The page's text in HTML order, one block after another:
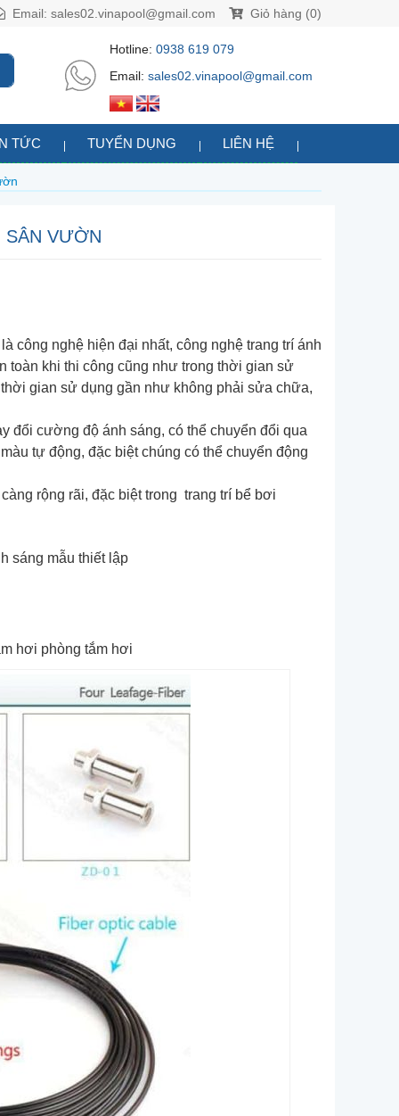
Giỏ hàng (0)
Email: sales02.vinapool@gmail.com
Hotline: 0938 619 079
Email: sales02.vinapool@gmail.com
TỨC TUYỂN DỤNG LIÊN HỆ
SÂN VƯỜN
công nghệ hiện đại nhất, công nghệ trang trí ánh
toàn khi thi công cũng như trong thời gian sử
gian sử dụng gần như không phải sửa chữa,
đổi cường độ ánh sáng, có thể chuyển đổi qua
tự động, đặc biệt chúng có thể chuyển động
rộng rãi, đặc biệt trong trang trí bể bơi
sáng mẫu thiết lập
hơi phòng tắm hơi